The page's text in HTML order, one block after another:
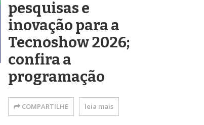
pesquisas e
inovação para a
Tecnoshow 2026;
confira a
programação
COMPARTILHE leia mais